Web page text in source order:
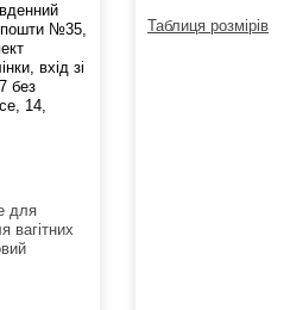
Таблиця розмірів
пошти №35,
вхід зі
без
14,
для
вагітних